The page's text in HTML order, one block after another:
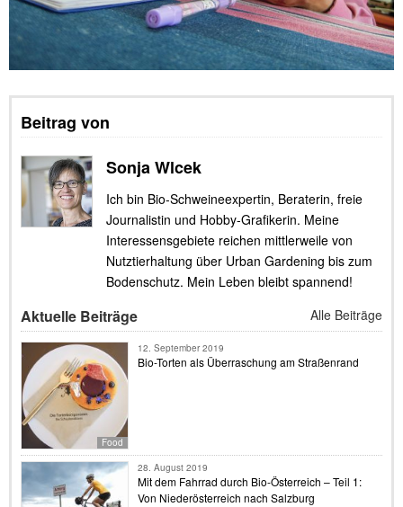
Beitrag von
Sonja Wlcek
Ich bin Bio-Schweineexpertin, Beraterin, freie
Journalistin und Hobby-Grafikerin. Meine
Interessensgebiete reichen mittlerweile von
Nutztierhaltung über Urban Gardening bis zum
Bodenschutz. Mein Leben bleibt spannend!
Aktuelle Beiträge Alle Beiträge
Food
12. September 2019
Bio-Torten als Überraschung am Straßenrand
28. August 2019
Mit dem Fahrrad durch Bio-Österreich – Teil 1:
Von Niederösterreich nach Salzburg